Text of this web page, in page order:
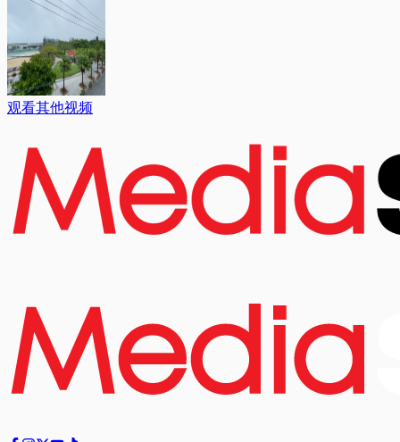
观看其他视频